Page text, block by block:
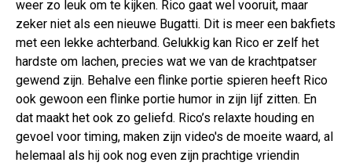
weer zo leuk om te kijken. Rico gaat wel vooruit, maar
zeker niet als een nieuwe Bugatti. Dit is meer een bakfiets
met een lekke achterband. Gelukkig kan Rico er zelf het
hardste om lachen, precies wat we van de krachtpatser
gewend zijn. Behalve een flinke portie spieren heeft Rico
ook gewoon een flinke portie humor in zijn lijf zitten. En
dat maakt het ook zo geliefd. Rico’s relaxte houding en
gevoel voor timing, maken zijn video's de moeite waard, al
helemaal als hij ook nog even zijn prachtige vriendin